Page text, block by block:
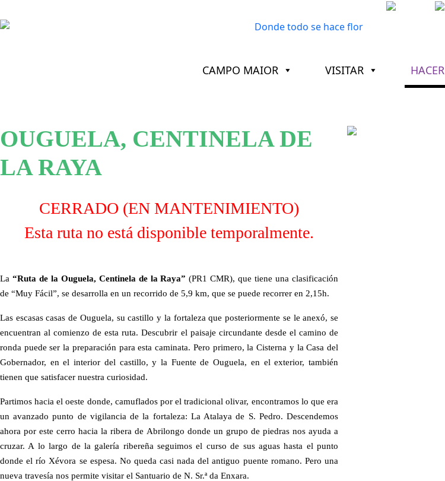
CAMPO MAIOR VISITAR HACER
OUGUELA, CENTINELA DE
LA RAYA
CERRADO (EN MANTENIMIENTO)
Esta ruta no está disponible temporalmente.
La “Ruta de la Ouguela, Centinela de la Raya” (PR1 CMR), que tiene una clasificación
de “Muy Fácil”, se desarrolla en un recorrido de 5,9 km, que se puede recorrer en 2,15h.
Las escasas casas de Ouguela, su castillo y la fortaleza que posteriormente se le anexó, se
encuentran al comienzo de esta ruta. Descubrir el paisaje circundante desde el camino de
ronda puede ser la preparación para esta caminata. Pero primero, la Cisterna y la Casa del
Gobernador, en el interior del castillo, y la Fuente de Ouguela, en el exterior, también
tienen que satisfacer nuestra curiosidad.
Partimos hacia el oeste donde, camuflados por el tradicional olivar, encontramos lo que era
un avanzado punto de vigilancia de la fortaleza: La Atalaya de S. Pedro. Descendemos
ahora por este cerro hacia la ribera de Abrilongo donde un grupo de piedras nos ayuda a
cruzar. A lo largo de la galería ribereña seguimos el curso de sus aguas hasta el punto
donde el río Xévora se espesa. No queda casi nada del antiguo puente romano. Pero una
nueva travesía nos permite visitar el Santuario de N. Sr.ª da Enxara.